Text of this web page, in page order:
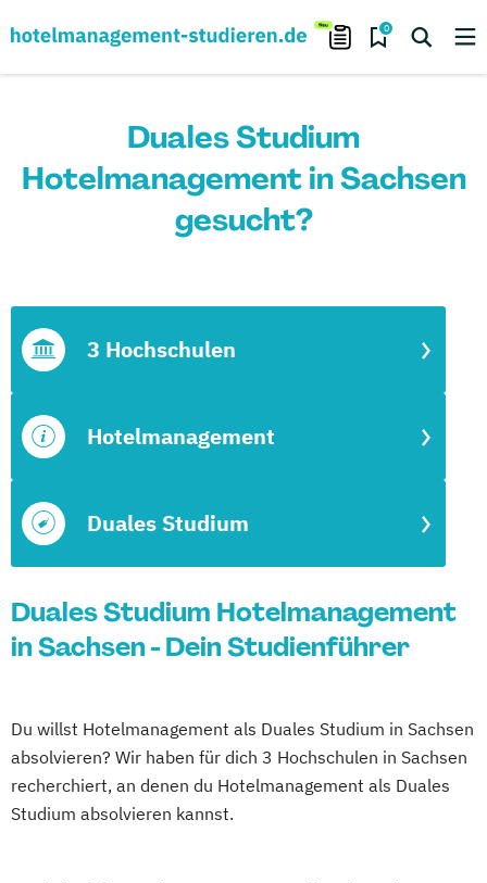
0
Duales Studium
Hotelmanagement in Sachsen
gesucht?
Duales Studium
Hotelmanagement
3 Hochschulen
Duales Studium Hotelmanagement
in Sachsen - Dein Studienführer
Du willst Hotelmanagement als Duales Studium in Sachsen
absolvieren? Wir haben für dich 3 Hochschulen in Sachsen
recherchiert, an denen du Hotelmanagement als Duales
Studium absolvieren kannst.